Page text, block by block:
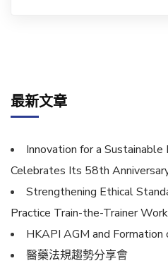
最新文章
Innovation for a
Celebrates Its 58th
Strengthening Ethical
Practice Train-the-Trainer
HKAPI AGM and
醫藥法規趨勢分享會